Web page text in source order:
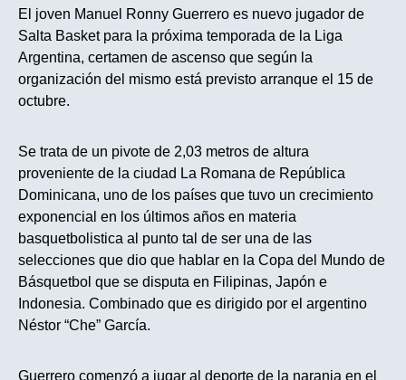
El joven Manuel Ronny Guerrero es nuevo jugador de
Salta Basket para la próxima temporada de la Liga
Argentina, certamen de ascenso que según la
organización del mismo está previsto arranque el 15 de
octubre.
Se trata de un pivote de 2,03 metros de altura
proveniente de la ciudad La Romana de República
Dominicana, uno de los países que tuvo un crecimiento
exponencial en los últimos años en materia
basquetbolistica al punto tal de ser una de las
selecciones que dio que hablar en la Copa del Mundo de
Básquetbol que se disputa en Filipinas, Japón e
Indonesia. Combinado que es dirigido por el argentino
Néstor “Che” García.
Guerrero comenzó a jugar al deporte de la naranja en el